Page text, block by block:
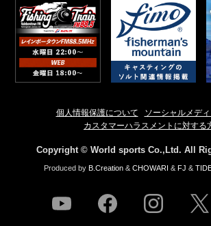
個人情報保護について
ソーシャルメデ
カスタマーハラスメントに対する
Copyright © World sports Co.,Ltd. All
Produced by B.Creation& CHOWARI & FJ &
youtube facebook instagram